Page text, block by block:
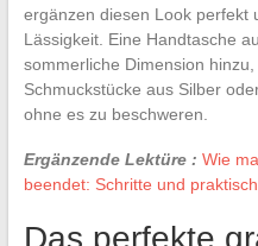
ergänzen diesen Look perfekt
Lässigkeit. Eine Handtasche
sommerliche Dimension
Schmuckstücke aus Silber
ohne es zu beschweren.
Ergänzende Lektüre : Wie
beendet: Schritte und
Das perfekte